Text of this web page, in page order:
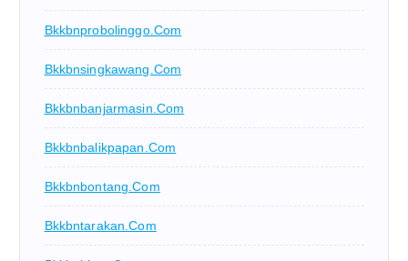
Bkkbnprobolinggo.com
Bkkbnsingkawang.com
Bkkbnbanjarmasin.com
Bkkbnbalikpapan.com
Bkkbnbontang.com
Bkkbntarakan.com